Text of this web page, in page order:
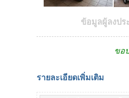
ข้อมูลผู้ลงปร
ขอ
รายละเอียดเพิ่มเติม